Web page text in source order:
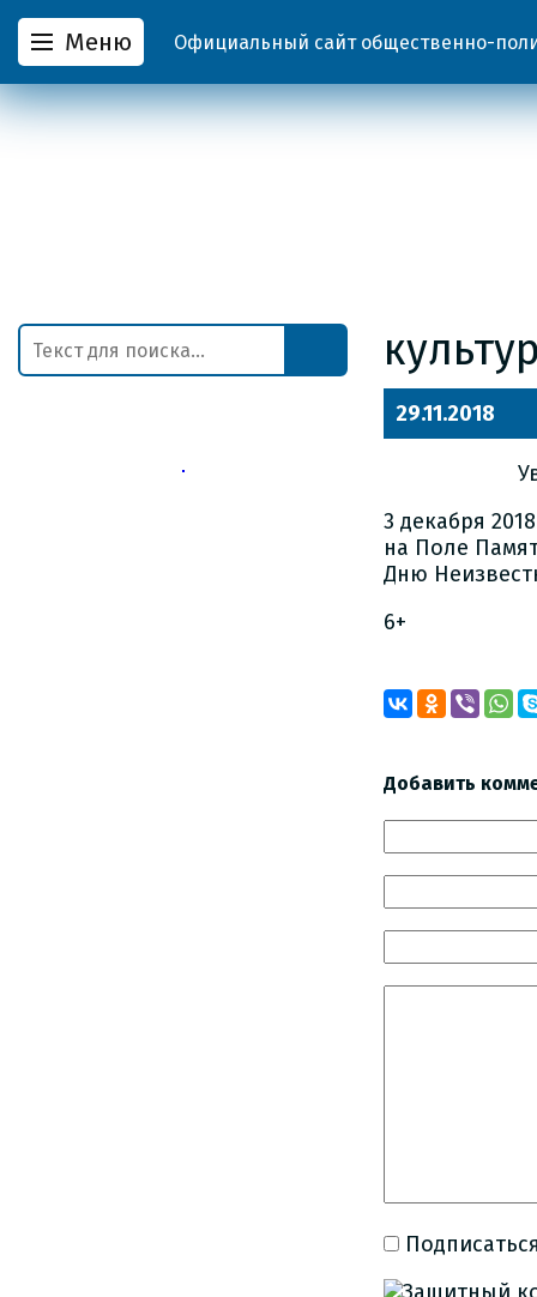
Меню Официальный сайт общественно-
29.11.2018
3 декабря
на Поле
Дню
6+
Добавить